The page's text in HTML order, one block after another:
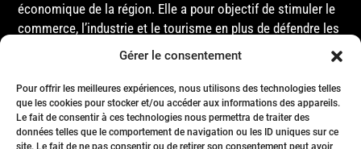
Gérer le consentement
Pour offrir les meilleures expériences, nous utilisons des technologies telles
que les cookies pour stocker et/ou accéder aux informations des appareils.
Le fait de consentir à ces technologies nous permettra de traiter des
données telles que le comportement de navigation ou les ID uniques sur ce
site. Le fait de ne pas consentir ou de retirer son consentement peut avoir
économique de la région. Elle a pour objectif de stimuler le
commerce, l’industrie et le tourisme en plus de défendre les
intérêts de ses membres et de l’ensemble de la
gouvernementales, que ce soit au niveau municipal,
provincial ou fédéral.